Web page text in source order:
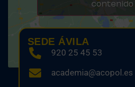
contenido
SEDE ÁVILA
920 25 45 53
academia@acopol.es